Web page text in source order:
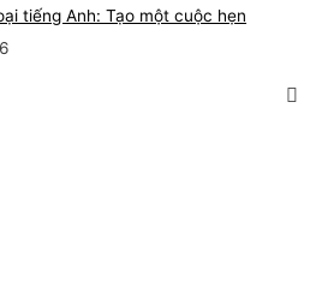
tiếng Anh: Tạo một cuộc hẹn